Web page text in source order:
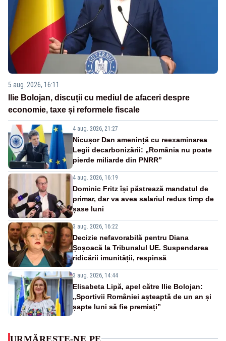
5 aug. 2026, 16:11
Ilie Bolojan, discuții cu mediul de afaceri despre
economie, taxe și reformele fiscale
4 aug. 2026, 21:27
Nicușor Dan amenință cu reexaminarea
Legii decarbonizării: „România nu poate
pierde miliarde din PNRR”
4 aug. 2026, 16:19
Dominic Fritz își păstrează mandatul de
primar, dar va avea salariul redus timp de
șase luni
3 aug. 2026, 16:22
Decizie nefavorabilă pentru Diana
Șoșoacă la Tribunalul UE. Suspendarea
ridicării imunității, respinsă
3 aug. 2026, 14:44
Elisabeta Lipă, apel către Ilie Bolojan:
„Sportivii României așteaptă de un an și
șapte luni să fie premiați”
URMĂREȘTE-NE PE